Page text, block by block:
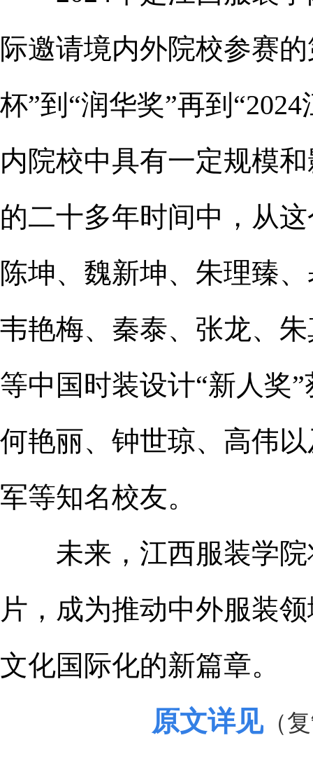
际邀请境内外院校参赛
杯”到“润华奖”再到
内院校中具有一定规模
的二十多年时间中，从
陈坤、魏新坤、朱理臻
韦艳梅、秦泰、张龙、
等中国时装设计“新人奖
何艳丽、钟世琼、高伟
军等知名校友。
未来，江西服装学院
片，成为推动中外服装
文化国际化的新篇章。
原文详见 （